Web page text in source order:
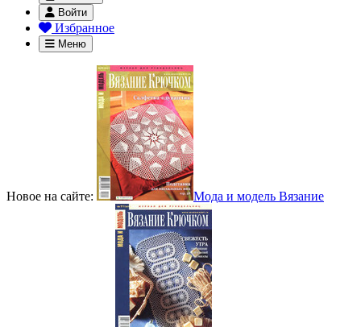
Войти
Избранное
Меню
Новое на сайте: Мода и модель Вязание